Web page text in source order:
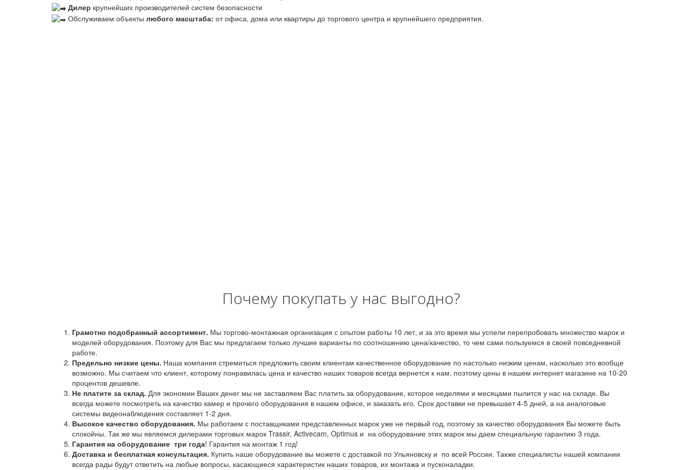
Дилер крупнейших производителей систем безопасности
Обслуживаем объекты любого масштаба: от офиса, дома или квартиры до торгового центра и крупнейшего предприятия.
Почему покупать у нас выгодно?
Грамотно подобранный ассортимент. Мы торгово-монтажная организация с опытом работы 10 лет, и за это время мы успели перепробовать множество марок и
моделей оборудования. Поэтому для Вас мы предлагаем только лучшие варианты по соотношению цена/качество, то чем сами пользуемся в своей повседневной
работе.
Предельно низкие цены. Наша компания стремиться предложить своим клиентам качественное оборудование по настолько низким ценам, насколько это вообще
возможно. Мы считаем что клиент, которому понравилась цена и качество наших товаров всегда вернется к нам, поэтому цены в нашем интернет магазине на 10-20
процентов дешевле.
Не платите за склад. Для экономии Ваших денег мы не заставляем Вас платить за оборудование, которое неделями и месяцами пылится у нас на складе. Вы
всегда можете посмотреть на качество камер и прочего оборудования в нашем офисе, и заказать его. Срок доставки не превышает 4-5 дней, а на аналоговые
системы видеонаблюдения составляет 1-2 дня.
Высокое качество оборудования. Мы работаем с поставщиками представленных марок уже не первый год, поэтому за качество оборудования Вы можете быть
спокойны. Так же мы являемся дилерами торговых марок Trassir, Activecam, Optimus и на оборудование этих марок мы даем специальную гарантию 3 года.
Гарантия на оборудование три года! Гарантия на монтаж 1 год!
Доставка и бесплатная консультация. Купить наше оборудование вы можете с доставкой по Ульяновску и по всей России. Также специалисты нашей компании
всегда рады будут ответить на любые вопросы, касающиеся характеристик наших товаров, их монтажа и пусконаладки.